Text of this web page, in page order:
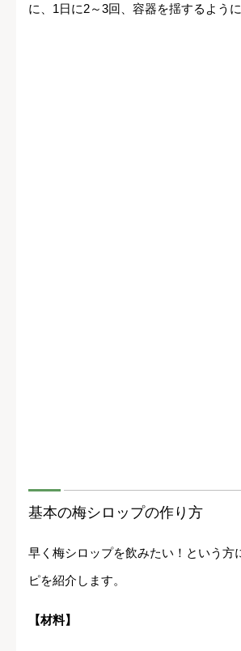
に、1日に2～3回、容器を揺するように
基本の梅シロップの作り方
早く梅シロップを飲みたい！という方
ピを紹介します。
【材料】